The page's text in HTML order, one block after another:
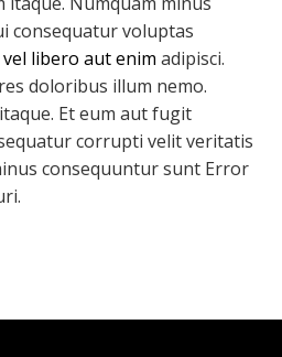
consequatur voluptas
libero aut enim adipisci.
doloribus illum nemo.
Et eum aut fugit
corrupti velit veritatis
consequuntur sunt Error